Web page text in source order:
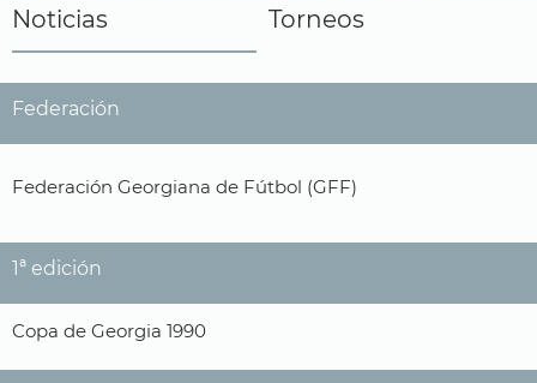
Noticias Torneos
Federación
Federación Georgiana de Fútbol (GFF)
1ª edición
Copa de Georgia 1990